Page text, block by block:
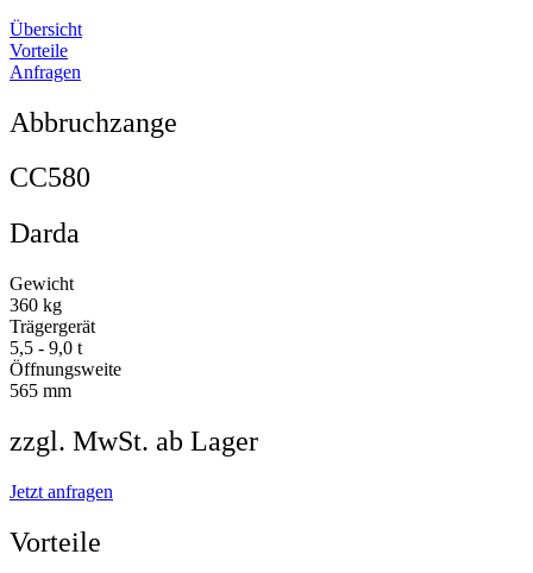
Übersicht
Vorteile
Anfragen
Abbruchzange
CC580
Darda
Gewicht
360 kg
Trägergerät
5,5 - 9,0 t
Öffnungsweite
565 mm
zzgl. MwSt. ab Lager
Jetzt anfragen
Vorteile